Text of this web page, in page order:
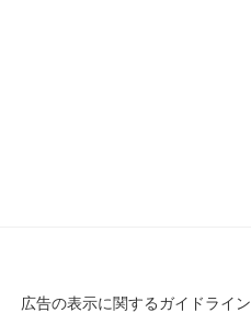
広告の表示に関するガイドライン